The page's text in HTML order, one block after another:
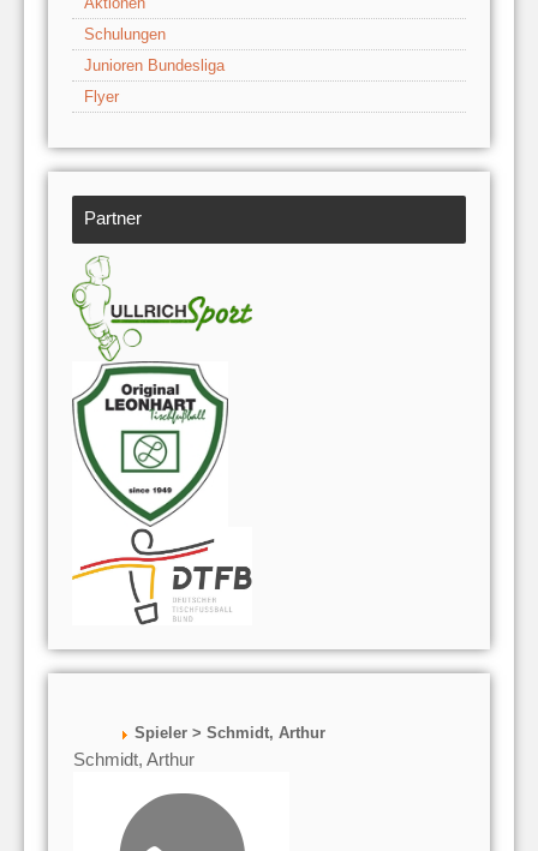
Schulungen
Junioren Bundesliga
Flyer
Partner
Spieler > Schmidt, Arthur
Schmidt, Arthur